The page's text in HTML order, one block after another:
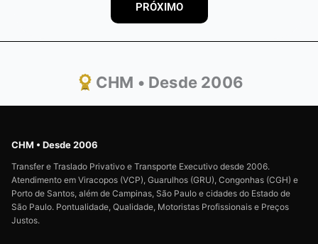
PRÓXIMO
CHM • Desde 2006
CHM • Desde 2006
Transfer e Traslado Privativo e Transporte Executivo desde 2006.
Atendimento em Viracopos (VCP), Guarulhos (GRU), Congonhas (CGH) e
Porto de Santos, além de Campinas, São Paulo e cidades do Estado de
São Paulo. Pontualidade, Qualidade, Motoristas Profissionais e Preços
Justos.